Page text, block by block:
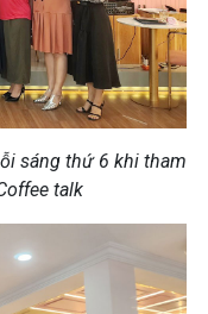
sáng thứ 6 khi tham
talk